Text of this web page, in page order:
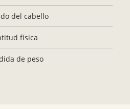
del cabello
física
de peso